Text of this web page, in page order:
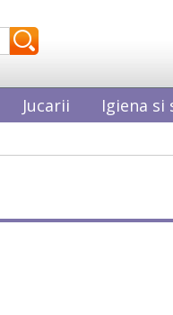
Jucarii Igiena si